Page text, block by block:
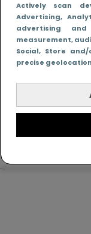
Actively scan
Advertising,
advertising
measurement,
Social, Store and/
precise